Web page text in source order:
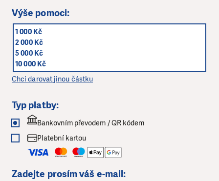
Výše pomoci:
1 000 Kč
2 000 Kč
5 000 Kč
10 000 Kč
Chci darovat jinou částku
Typ platby:
Bankovním převodem / QR kódem
Platební kartou
Zadejte prosím váš e-mail: